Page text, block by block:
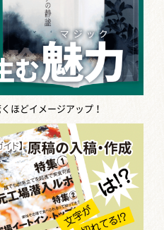
ほどイメージアップ！